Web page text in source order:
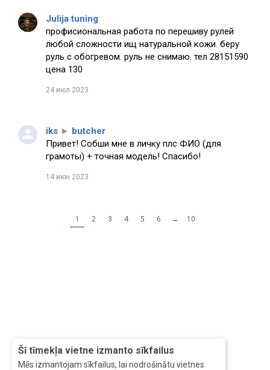
Šī tīmekļa vietne izmanto sīkfailus
Mēs izmantojam sīkfailus, lai nodrošinātu vietnes
Julija tuning
профисиональная работа по перешиву рулей
любой сложности ищ натуральной кожи. беру
руль с обогревом. руль не снимаю. тел 28151590
цена 130
24 июл 2023
iks ► butcher
Привет! Собши мне в личку плс ФИО (для
грамоты) + точная модель! Спасибо!
14 июн 2023
1 2 3 4 5 6 → 10